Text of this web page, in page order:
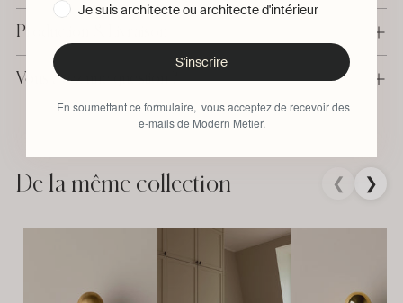
Production & Livraison
Vous avez une question ?
un
produit
à
panier
De la même collection ❮ ❯
Je suis architecte ou architecte d'intérieur
S'inscrire
En soumettant ce formulaire, vous acceptez de recevoir des
e-mails de Modern Metier.